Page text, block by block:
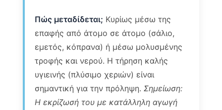
Πώς μεταδίδεται; Κυρίως μέσω της
επαφής από άτομο σε άτομο (σάλιο,
εμετός, κόπρανα) ή μέσω μολυσμένης
τροφής και νερού. Η τήρηση καλής
υγιεινής (πλύσιμο χεριών) είναι
σημαντική για την πρόληψη.Σημείωση:
Η εκρίζωσή του με κατάλληλη αγωγή